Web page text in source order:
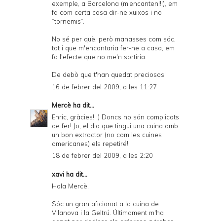
exemple, a Barcelona (m’encanten!!!), em
fa com certa cosa dir-ne xuixos i no
“tornemis”.
No sé per què, però manasses com sóc,
tot i que m'encantaria fer-ne a casa, em
fa l'efecte que no me'n sortiria.
De debò que t'han quedat preciosos!
16 de febrer del 2009, a les 11:27
Mercè ha dit...
Enric, gràcies! :) Doncs no són complicats
de fer! Jo, el dia que tingui una cuina amb
un bon extractor (no com les cuines
americanes) els repetiré!!
18 de febrer del 2009, a les 2:20
xavi ha dit...
Hola Mercè,
Sóc un gran aficionat a la cuina de
Vilanova i la Geltrú. Últimament m'ha